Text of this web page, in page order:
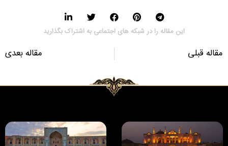
این مقاله را در شبکه های اجتماعی به اشتراک بگذارید
مقاله قبلی مقاله بعدی